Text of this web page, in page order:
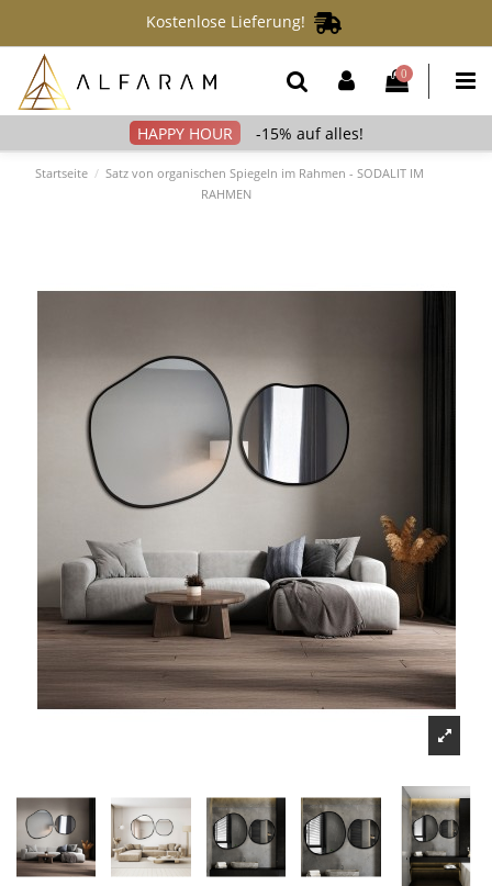
Kostenlose Lieferung!
0
-15% auf alles!
Startseite
Satz von organischen Spiegeln im Rahmen - SODALIT IM
RAHMEN